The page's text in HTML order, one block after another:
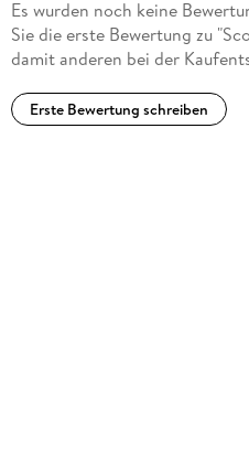
Es wurden noch keine
Sie die erste Bewertung zu
damit anderen bei der
Erste Bewertung schreiben